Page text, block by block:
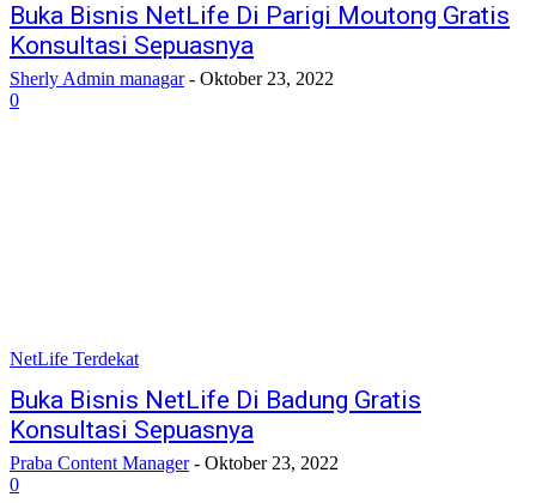
Buka Bisnis NetLife Di Parigi Moutong Gratis
Konsultasi Sepuasnya
Sherly Admin managar - Oktober 23, 2022
0
NetLife Terdekat
Buka Bisnis NetLife Di Badung Gratis
Konsultasi Sepuasnya
Praba Content Manager - Oktober 23, 2022
0